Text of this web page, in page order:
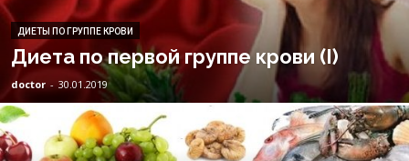
ДИЕТЫ ПО ГРУППЕ КРОВИ
Диета по первой группе крови (I)
doctor - 30.01.2019